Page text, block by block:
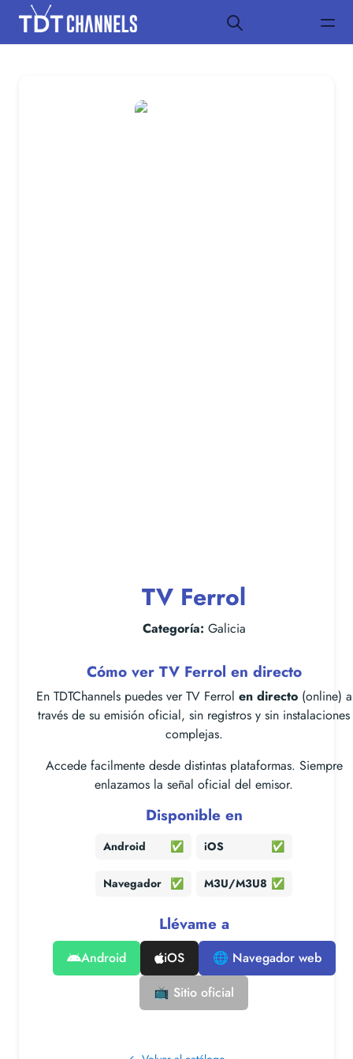
TV Ferrol
Categoría: Galicia
Cómo ver TV Ferrol en directo
En TDTChannels puedes ver TV Ferrol en directo(online) a
través de su emisión oficial, sin registros y sin instalaciones
complejas.
Accede facilmente desde distintas plataformas. Siempre
enlazamos la señal oficial del emisor.
Disponible en
Android ✅ iOS ✅
Navegador ✅ M3U/M3U8 ✅
Llévame a
Android iOS
🌐 Navegador web
📺 Sitio oficial